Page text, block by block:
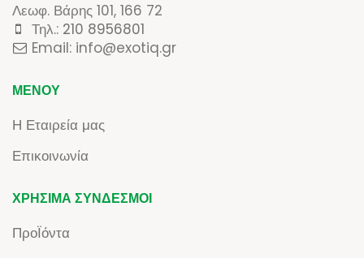
Λεωφ. Βάρης 101, 166 72
Τηλ.: 210 8956801
Email: info@exotiq.gr
ΜΕΝΟΎ
Η Εταιρεία μας
Επικοινωνία
ΧΡΉΣΙΜΑ ΣΎΝΔΕΣΜΟΙ
ΠροΪόντα